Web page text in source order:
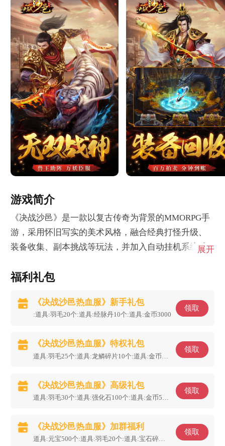
游戏简介
展开
《决战沙邑》是一款以复古传奇为背景的MMORPG手
游，采用怀旧写实的美术风格，融合经典打怪升级、
装备收集、副本挑战等玩法，并加入自动挂机系统减
道职业组合、千人同屏攻城战和全屏掉宝机制等特色
福利礼包
《决战沙邑热血服》新手礼包
:道具:羽毛20个:道具:经脉丹10个:道具:金币3000
领取
《决战沙邑热血服》特权礼包
领取
《决战沙邑热血服》高级礼包
领取
《决战沙邑热血服》加群福利
领取